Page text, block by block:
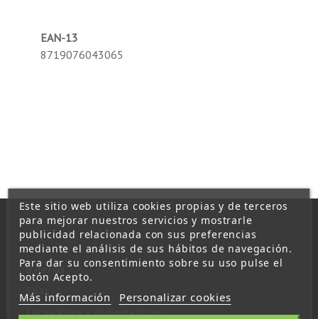
EAN-13
8719076043065
Baterías
Pilas
Cargadores y alimentadores
Este sitio web utiliza cookies propias y de terceros
para mejorar nuestros servicios y mostrarle
publicidad relacionada con sus preferencias
mediante el análisis de sus hábitos de navegación.
Para dar su consentimiento sobre su uso pulse el
botón Acepto.
Más información Personalizar cookies